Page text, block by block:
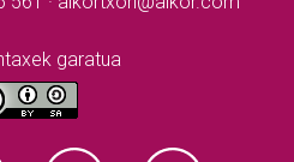
garatua